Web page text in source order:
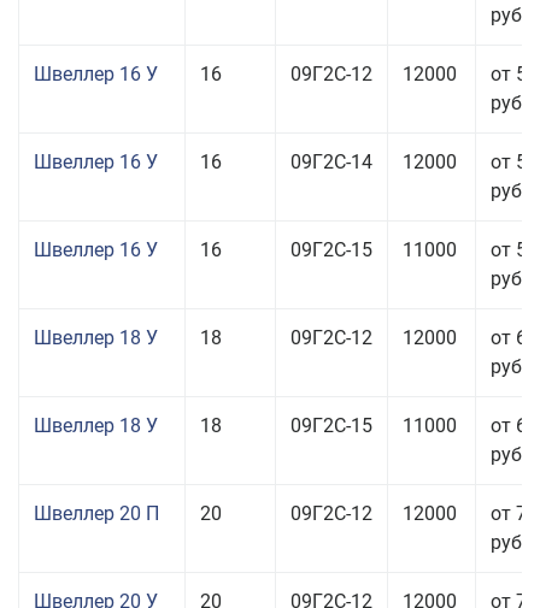
руб.
Швеллер 16 У 16 09Г2С-12 12000
от
руб.
Швеллер 16 У 16 09Г2С-14 12000
от
руб.
Швеллер 16 У 16 09Г2С-15 11000
от
руб.
Швеллер 18 У 18 09Г2С-12 12000
от
руб.
Швеллер 18 У 18 09Г2С-15 11000
от
руб.
Швеллер 20 П 20 09Г2С-12 12000
от
руб.
Швеллер 20 У 20 09Г2С-12 12000 от